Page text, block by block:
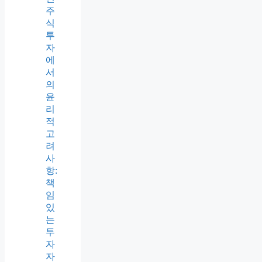
주
식
투
자
에
서
의
윤
리
적
고
려
사
항:
책
임
있
는
투
자
자